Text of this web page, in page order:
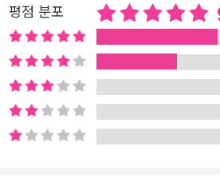
(琴), 가야금인데, 우륵박물관과 근처 가얏
대한 전시를 보고, 해설을 듣고, 체험할 수
은 군립 연주단이 연주하는 가야금 연주를
에서 감상할 수 있다. 관광과 귀촌의 중간 어디쯤 기존에는 지역에 거
주하는 정주인구만 인적자원으로 생각하
자체는 지역으로 주소를 옮기는 것에 중점
평점 분포